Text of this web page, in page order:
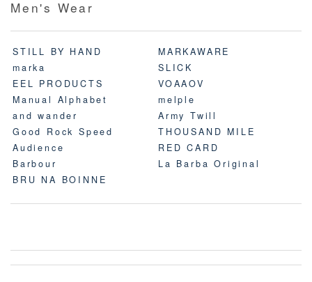
Men's Wear
STILL BY HAND
MARKAWARE
marka
SLICK
EEL PRODUCTS
VOAAOV
Manual Alphabet
melple
and wander
Army Twill
Good Rock Speed
THOUSAND MILE
Audience
RED CARD
Barbour
La Barba Original
BRU NA BOINNE